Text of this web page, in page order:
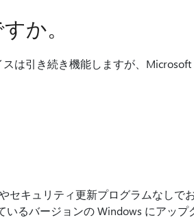
か。
は引き続き機能しますが、
セキュリティ更新プログラムなしで
るバージョンの Windows にアップ